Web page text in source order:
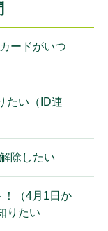
ードがいつ
たい（ID連
除したい
！（4月1日か
りたい